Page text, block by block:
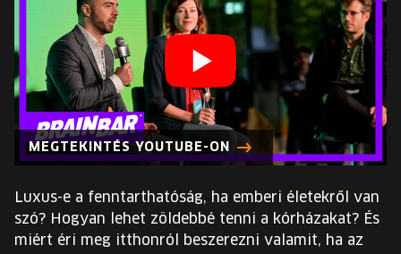
KARRIER
EURÓPA JÖVŐFESZTIVÁLJA
ELŐADÓK
JEGYEK
MEGTEKINTÉS YOUTUBE-ON
Luxus-e a fenntarthatóság, ha emberi életekről van
szó? Hogyan lehet zöldebbé tenni a kórházakat? És
miért éri meg itthonról beszerezni valamit, ha az